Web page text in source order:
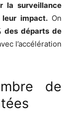
la surveillance
impact.On
des départs de
l’accélération
de